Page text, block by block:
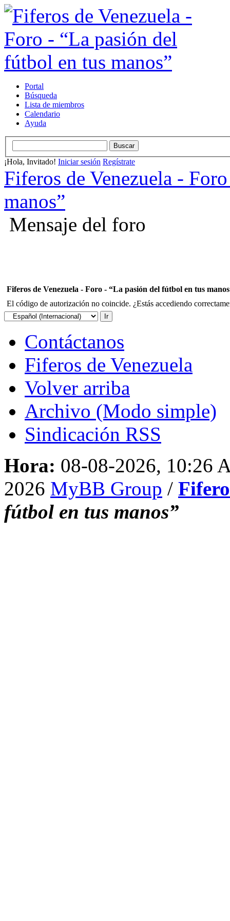
Portal
Búsqueda
Lista de miembros
Calendario
Ayuda
¡Hola, Invitado! Iniciar sesión Regístrate
Fiferos de Venezuela -
manos”
Mensaje del foro
Fiferos de Venezuela - Foro - “La pasión del fútbol en tus
El código de autorización no coincide. ¿Estás accediendo
Contáctanos
Fiferos de Venezuela
Volver arriba
Archivo (Modo simple)
Sindicación RSS
Hora: 08-08-2026, 10:26
2026 MyBB Group /
fútbol en tus manos”